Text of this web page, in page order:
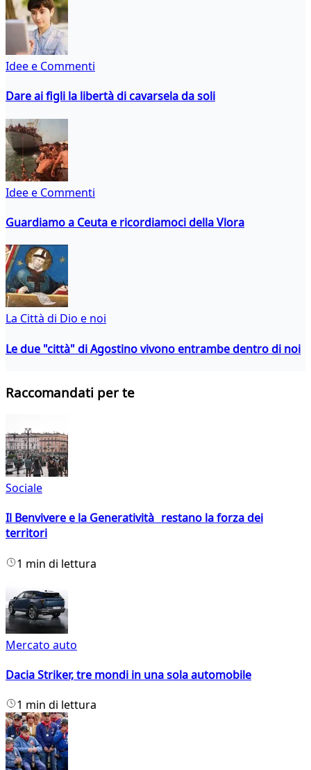
Idee e Commenti
Dare ai figli la libertà di cavarsela da soli
Idee e Commenti
Guardiamo a Ceuta e ricordiamoci della Vlora
La Città di Dio e noi
Le due "città" di Agostino vivono entrambe dentro di noi
Raccomandati per te
Sociale
Il Benvivere e la Generatività restano la forza dei
territori
1 min di lettura
Mercato auto
Dacia Striker, tre mondi in una sola automobile
1 min di lettura